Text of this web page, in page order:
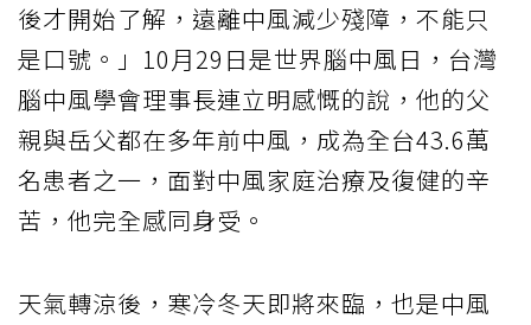
後才開始了解，遠離中風減少殘障，不能只
是口號。」10月29日是世界腦中風日，台灣
腦中風學會理事長連立明感慨的說，他的父
親與岳父都在多年前中風，成為全台43.6萬
名患者之一，面對中風家庭治療及復健的辛
苦，他完全感同身受。
天氣轉涼後，寒冷冬天即將來臨，也是中風